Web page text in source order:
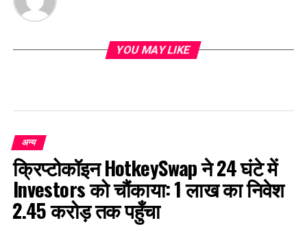
YOU MAY LIKE
अन्य
क्रिप्टोकॉइन HotkeySwap ने 24 घंटे में
Investors को चौंकाया: ₹1 लाख का निवेश
₹2.45 करोड़ तक पहुँचा